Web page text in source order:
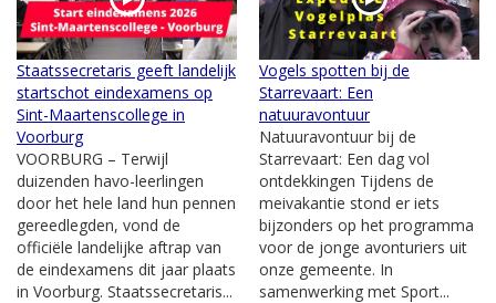
Staatssecretaris geeft landelijk
startschot eindexamens op
Sint-Maartenscollege in
Voorburg
VOORBURG – Terwijl
duizenden havo-leerlingen
door het hele land hun pennen
gereedlegden, vond de
officiële landelijke aftrap van
de eindexamens dit jaar plaats
in Voorburg. Staatssecretaris...
Vogels spotten bij de
Starrevaart: Een
natuuravontuur
Natuuravontuur bij de
Starrevaart: Een dag vol
ontdekkingen Tijdens de
meivakantie stond er iets
bijzonders op het programma
voor de jonge avonturiers uit
onze gemeente. In
samenwerking met Sport...